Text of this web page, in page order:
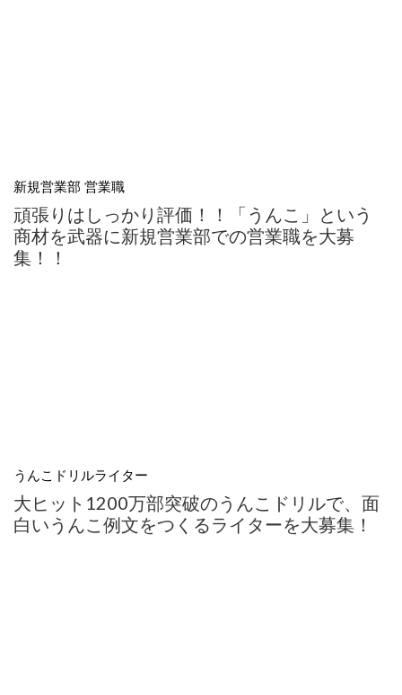
新規営業部 営業職
頑張りはしっかり評価！！「うんこ」という
商材を武器に新規営業部での営業職を大募
集！！
うんこドリルライター
大ヒット1200万部突破のうんこドリルで、面
白いうんこ例文をつくるライターを大募集！